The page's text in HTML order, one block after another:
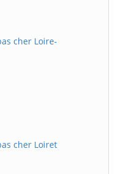
cher Loire-
cher Loiret